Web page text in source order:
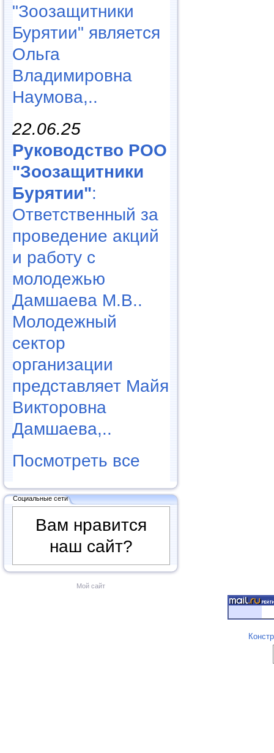
"Зоозащитники
Бурятии" является
Ольга
Владимировна
Наумова,..
22.06.25
Руководство РОО
"Зоозащитники
Бурятии":
Ответственный за
проведение акций
и работу с
молодежью
Дамшаева М.В..
Молодежный
сектор
организации
представляет Майя
Викторовна
Дамшаева,..
Посмотреть все
Социальные сети
Вам нравится
наш сайт?
Мой сайт